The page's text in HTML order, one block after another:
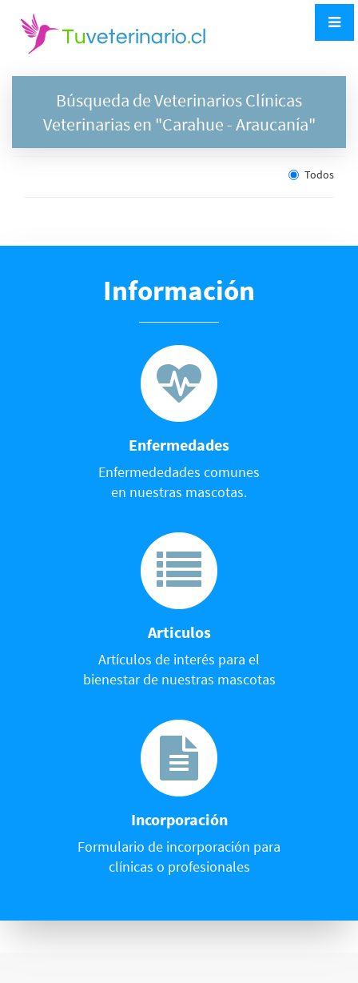
Búsqueda de Veterinarios Clínicas
Veterinarias en "Carahue - Araucanía"
Todos
Información
Enfermedades
Enfermededades comunes
en nuestras mascotas.
Articulos
Artículos de interés para el
bienestar de nuestras mascotas
Incorporación
Formulario de incorporación para
clínicas o profesionales